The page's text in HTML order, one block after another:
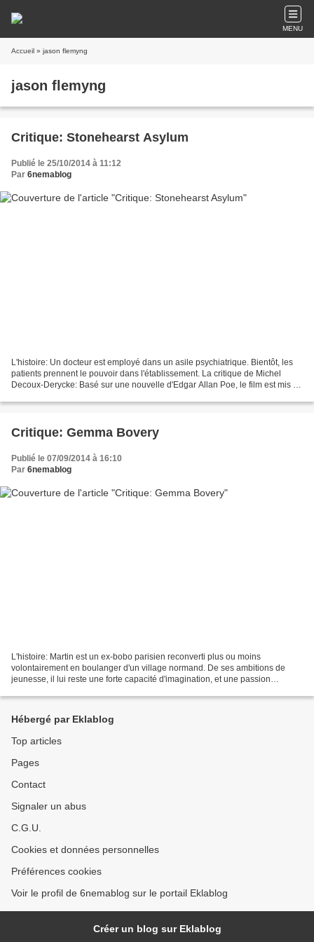
MENU
Accueil » jason flemyng
jason flemyng
Critique: Stonehearst Asylum
Publié le 25/10/2014 à 11:12
Par 6nemablog
L'histoire: Un docteur est employé dans un asile psychiatrique. Bientôt, les
patients prennent le pouvoir dans l'établissement. La critique de Michel
Decoux-Derycke: Basé sur une nouvelle d'Edgar Allan Poe, le film est mis en
Critique: Gemma Bovery
Publié le 07/09/2014 à 16:10
Par 6nemablog
L'histoire: Martin est un ex-bobo parisien reconverti plus ou moins
volontairement en boulanger d'un village normand. De ses ambitions de
jeunesse, il lui reste une forte capacité d'imagination, et une passion
Hébergé par Eklablog
Top articles
Pages
Contact
Signaler un abus
C.G.U.
Cookies et données personnelles
Préférences cookies
Voir le profil de 6nemablog sur le portail Eklablog
Créer un blog sur Eklablog